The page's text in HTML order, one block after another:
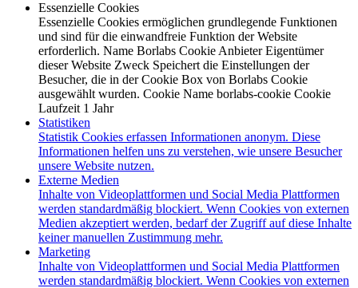
Essenzielle Cookies
Essenzielle Cookies ermöglichen grundlegende Funktionen
und sind für die einwandfreie Funktion der Website
erforderlich. Name Borlabs Cookie Anbieter Eigentümer
dieser Website Zweck Speichert die Einstellungen der
Besucher, die in der Cookie Box von Borlabs Cookie
ausgewählt wurden. Cookie Name borlabs-cookie Cookie
Laufzeit 1 Jahr
Statistiken
Statistik Cookies erfassen Informationen anonym. Diese
Informationen helfen uns zu verstehen, wie unsere Besucher
unsere Website nutzen.
Externe Medien
Inhalte von Videoplattformen und Social Media Plattformen
werden standardmäßig blockiert. Wenn Cookies von externen
Medien akzeptiert werden, bedarf der Zugriff auf diese Inhalte
keiner manuellen Zustimmung mehr.
Marketing
Inhalte von Videoplattformen und Social Media Plattformen
werden standardmäßig blockiert. Wenn Cookies von externen